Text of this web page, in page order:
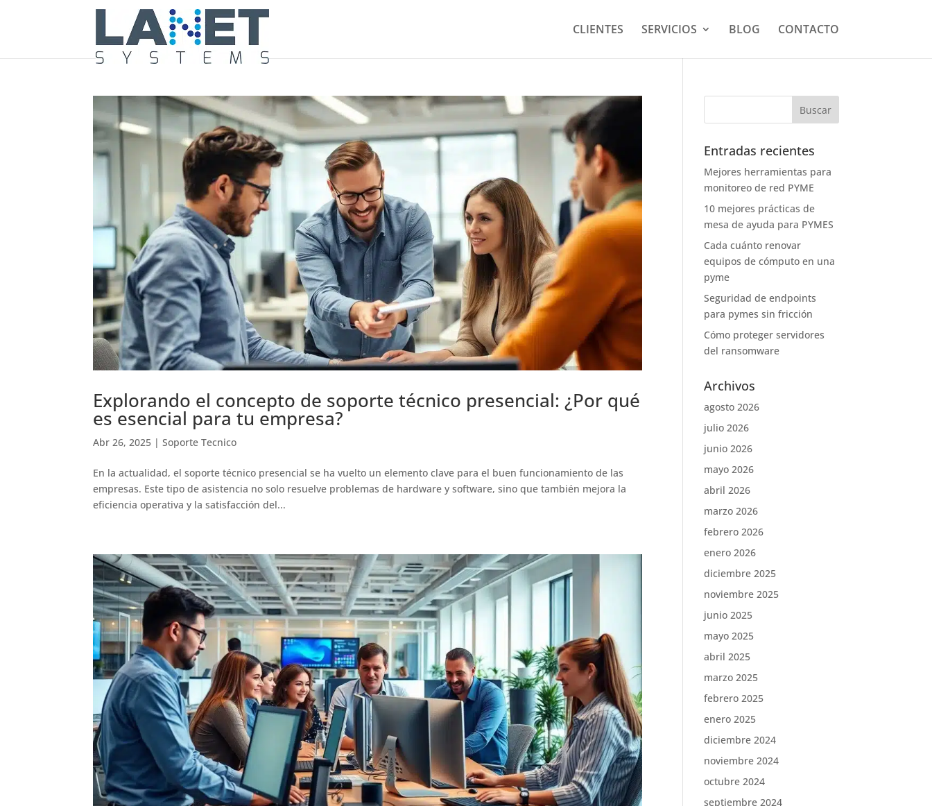
CLIENTES SERVICIOS BLOG CONTACTO
Explorando el concepto de soporte técnico presencial: ¿Por qué
es esencial para tu empresa?
Abr 26, 2025 |Soporte Tecnico
En la actualidad, el soporte técnico presencial se ha vuelto un elemento clave para el buen funcionamiento de las
empresas. Este tipo de asistencia no solo resuelve problemas de hardware y software, sino que también mejora la
eficiencia operativa y la satisfacción del...
Entradas recientes
Mejores herramientas para
monitoreo de red PYME
10 mejores prácticas de
mesa de ayuda para PYMES
Cada cuánto renovar
equipos de cómputo en una
pyme
Seguridad de endpoints
para pymes sin fricción
Cómo proteger servidores
del ransomware
Archivos
agosto 2026
julio 2026
junio 2026
mayo 2026
abril 2026
marzo 2026
febrero 2026
enero 2026
diciembre 2025
noviembre 2025
junio 2025
mayo 2025
abril 2025
marzo 2025
febrero 2025
enero 2025
diciembre 2024
noviembre 2024
octubre 2024
septiembre 2024